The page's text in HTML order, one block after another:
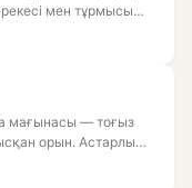
мен тұрмысы
мағынасы — тоғыз
орын. Астарлы